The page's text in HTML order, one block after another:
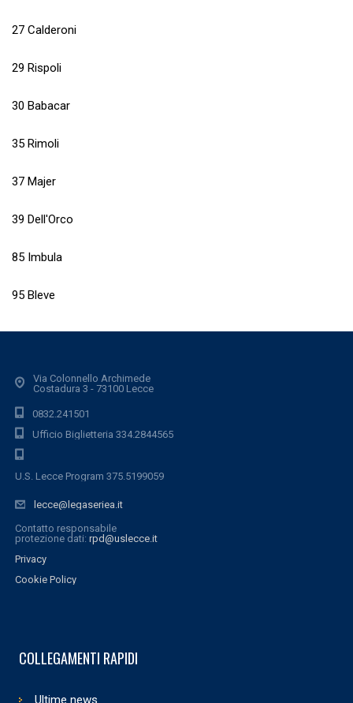
27 Calderoni
29 Rispoli
30 Babacar
35 Rimoli
37 Majer
39 Dell'Orco
85 Imbula
95 Bleve
Via Colonnello Archimede
Costadura 3 - 73100 Lecce
0832.241501
Ufficio Biglietteria 334.2844565
U.S. Lecce Program 375.5199059
lecce@legaseriea.it
Contatto responsabile
protezione dati: rpd@uslecce.it
Privacy
Cookie Policy
COLLEGAMENTI RAPIDI
Ultime news